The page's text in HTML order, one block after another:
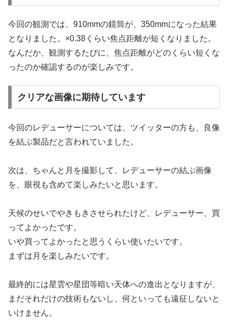
今回の観測では、910mmの鏡筒が、350mmになった結果
となりました。×0.38くらい焦点距離が短くなりました。
なんだか、観測するたびに、焦点距離がどのくらい短くな
ったのか確認するのが楽しみです。
クリアな画像に期待しています
今回のレデューサーについては、ツイッターの方も、良像
を結ぶ製品だと言われていました。
次は、ちゃんと月を撮影して、レデューサーの結ぶ画像
を、眼視も含めて楽しみたいと思います。
天候のせいでやきもきさせられたけど、レデューサー、買
ってよかったです。
いや買ってよかったと思うくらい使いたいです。
まずは月を楽しみたいです。
最終的には星雲や星団等暗い天体への進出となりますが、
まだそれだけの技術もないし、何といっても遠征しないと
いけません。